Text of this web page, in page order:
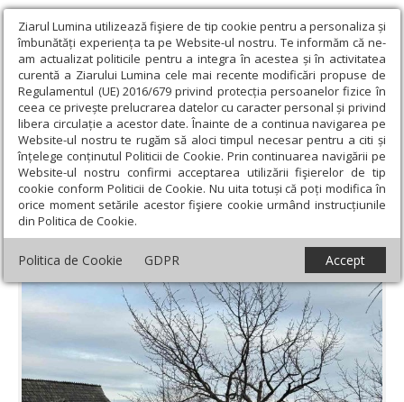
Ziarul Lumina utilizează fişiere de tip cookie pentru a personaliza și
îmbunătăți experiența ta pe Website-ul nostru. Te informăm că ne-
am actualizat politicile pentru a integra în acestea și în activitatea
curentă a Ziarului Lumina cele mai recente modificări propuse de
Regulamentul (UE) 2016/679 privind protecția persoanelor fizice în
ceea ce privește prelucrarea datelor cu caracter personal și privind
libera circulație a acestor date. Înainte de a continua navigarea pe
Website-ul nostru te rugăm să aloci timpul necesar pentru a citi și
înțelege conținutul Politicii de Cookie. Prin continuarea navigării pe
Website-ul nostru confirmi acceptarea utilizării fişierelor de tip
cookie conform Politicii de Cookie. Nu uita totuși că poți modifica în
orice moment setările acestor fişiere cookie urmând instrucțiunile
din Politica de Cookie.
Politica de Cookie GDPR Accept
Ziarul Lumina › Educaţie și Cultură › Cultură › Muzeul Satului
Vâlcean, în proces de reabilitare
Muzeul Satului Vâlcean, în proces de
reabilitare